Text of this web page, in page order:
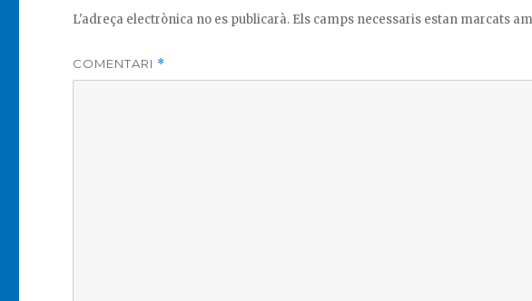
L'adreça electrònica no es publicarà. Els camps necessaris estan marcats
COMENTARI *